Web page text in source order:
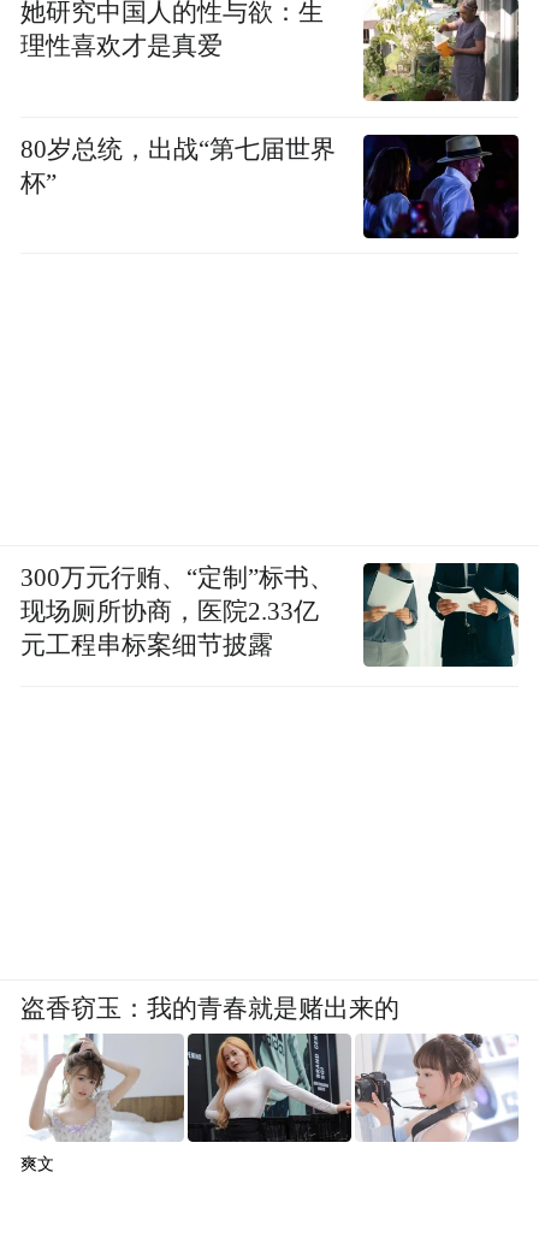
她研究中国人的性与欲：生
理性喜欢才是真爱
80岁总统，出战“第七届世界
杯”
300万元行贿、“定制”标书、
现场厕所协商，医院2.33亿
元工程串标案细节披露
盗香窃玉：我的青春就是赌出来的
爽文